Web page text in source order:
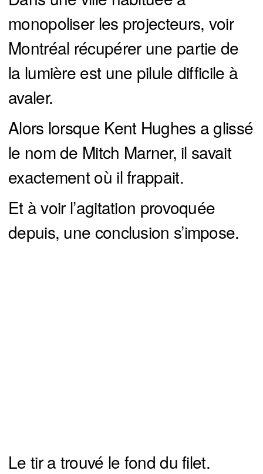
monopoliser les projecteurs, voir
Montréal récupérer une partie de
la lumière est une pilule difficile à
avaler.
Alors lorsque Kent Hughes a glissé
le nom de Mitch Marner, il savait
exactement où il frappait.
Et à voir l’agitation provoquée
depuis, une conclusion s’impose.
Le tir a trouvé le fond du filet.